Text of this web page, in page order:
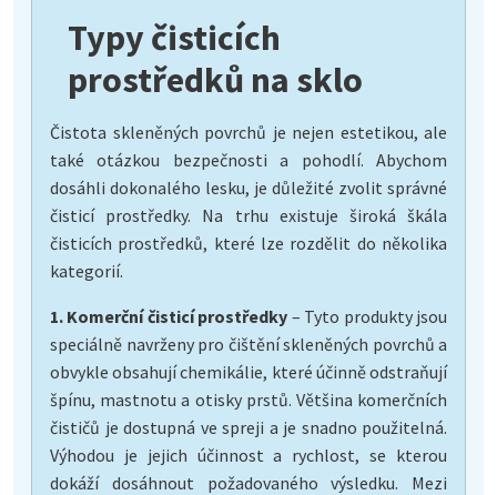
Typy čisticích
prostředků na sklo
Čistota skleněných povrchů je nejen estetikou, ale
také otázkou bezpečnosti a pohodlí. Abychom
dosáhli dokonalého lesku, je důležité zvolit správné
čisticí prostředky. Na trhu existuje široká škála
čisticích prostředků, které lze rozdělit do několika
kategorií.
1. Komerční čisticí prostředky – Tyto produkty jsou
speciálně navrženy pro čištění skleněných povrchů a
obvykle obsahují chemikálie, které účinně odstraňují
špínu, mastnotu a otisky prstů. Většina komerčních
čističů je dostupná ve spreji a je snadno použitelná.
Výhodou je jejich účinnost a rychlost, se kterou
dokáží dosáhnout požadovaného výsledku. Mezi